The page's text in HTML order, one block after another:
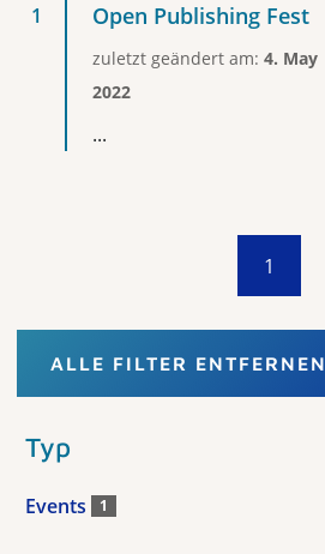
Open Publishing Fest
zuletzt geändert am: 4. May
2022
...
1
ALLE FILTER ENTFERNEN
Typ
Events 1